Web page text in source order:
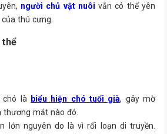
người chủ vật nuôivẫn có thể yên
thú cưng.
thể
là
biểu hiện chó tuổi già, gây mờ
mắt nào đó.
lớn nguyên do là vì rối loạn di truyền.